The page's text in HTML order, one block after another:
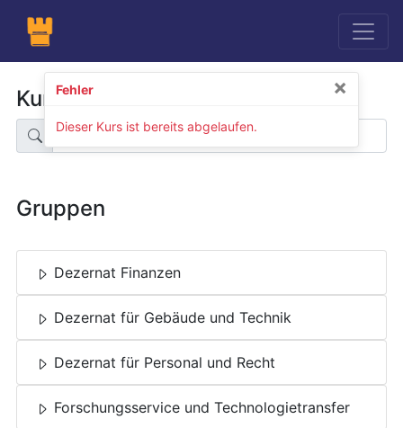
Fehler ×
Dieser Kurs ist bereits abgelaufen.
Kurssuche
Gruppen
Dezernat Finanzen
Dezernat für Gebäude und Technik
Dezernat für Personal und Recht
Forschungsservice und Technologietransfer